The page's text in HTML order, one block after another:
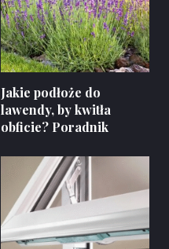
Jakie podłoże do
lawendy, by kwitła
obficie? Poradnik